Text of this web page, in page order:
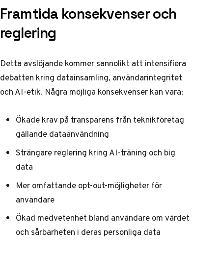
Framtida konsekvenser och
reglering
Detta avslöjande kommer sannolikt att intensifiera
debatten kring datainsamling, användarintegritet
och AI-etik. Några möjliga konsekvenser kan vara:
Ökade krav på transparens från teknikföretag
gällande dataanvändning
Strängare reglering kring AI-träning och big
data
Mer omfattande opt-out-möjligheter för
användare
Ökad medvetenhet bland användare om värdet
och sårbarheten i deras personliga data